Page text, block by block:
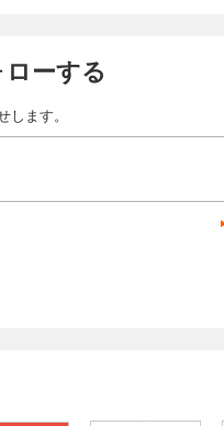
ーする
します。